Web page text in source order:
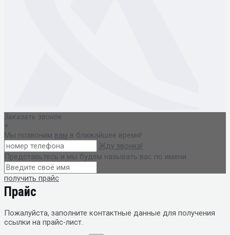
Заказать звонок
+
Мы позвоним вам в ближайшее время!
Жду звонка!
Представьтесь и мы будем называть вас по имени.
получить прайс
Прайс
Пожалуйста, заполните контактные данные для получения
ссылки на прайс-лист.